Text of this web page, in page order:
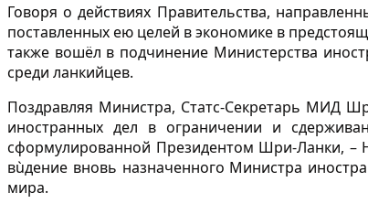
Говоря о действиях Правительства,
поставленных ею целей в экономике в
также вошёл в подчинение Министерства
среди ланкийцев.
Поздравляя Министра, Статс-Секретарь МИД
иностранных дел в ограничении и
сформулированной Президентом Шри-Ланки, –
вùдение вновь назначенного Министра
мира.